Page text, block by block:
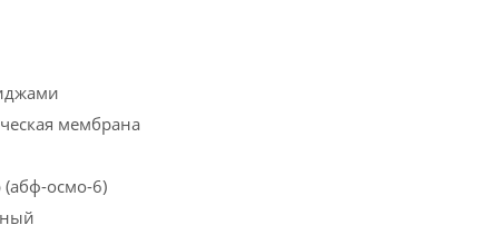
мембрана
осмо-6)